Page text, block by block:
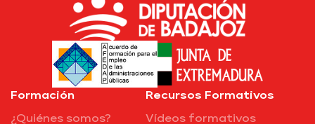
Formación
¿Quiénes somos?
Recursos Formativos
Vídeos formativos